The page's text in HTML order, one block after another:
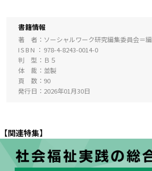
書籍情報
著 者
ソーシャルワーク研究編集委員会＝編
ISBN
978-4-8243-0014-0
判 型
Ｂ５
体 裁
並製
頁 数
90
発行日
2026年01月30日
【関連特集】